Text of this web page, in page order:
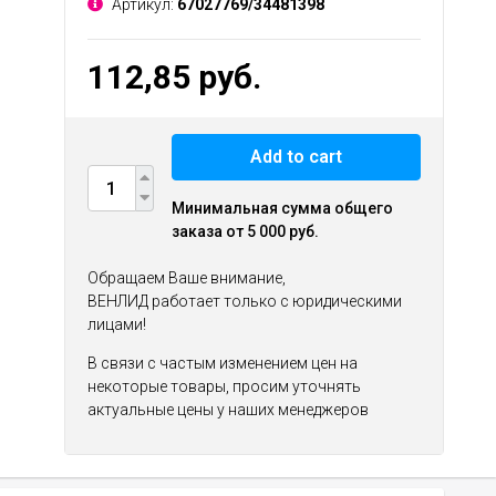
Артикул: 67027769/34481398
112,85 руб.
Add to cart
Минимальная сумма общего
заказа от 5 000 руб.
Обращаем Ваше внимание,
ВЕНЛИД работает только с юридическими
лицами!
В связи с частым изменением цен на
некоторые товары, просим уточнять
актуальные цены у наших менеджеров